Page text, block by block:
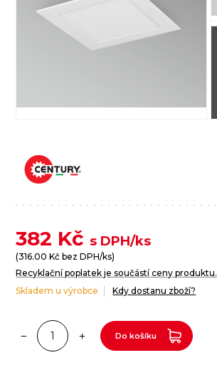
382 Kč s DPH/ks
(316.00 Kč bez DPH/ks)
Recyklační poplatek je součástí ceny produktu.
Skladem u výrobce
Kdy dostanu zboží?
Do košíku